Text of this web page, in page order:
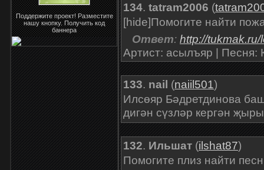
Поддержите проект! Разместите
нашу кнопку. Получить код
баннера
134. tatram2006 (
[hide]Помогите найти
Ответ: http://
Артист: асылъяр | Песня:
133. nail (naiil501)
Илсөяр Бәдретдинова
дигән сүзләр кергән
132. Ильшат (ilshat87)
Помогите плиз найти